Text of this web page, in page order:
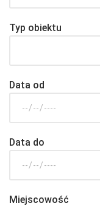
Typ obiektu
Data od
Data do
Miejscowość